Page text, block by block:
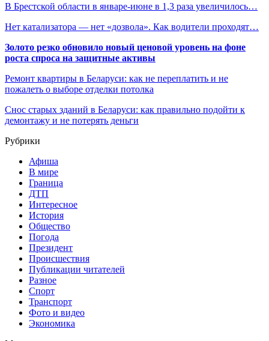
В Брестской области в январе-июне в 1,3 раза увеличилось…
Нет катализатора — нет «дозвола». Как водители проходят…
Золото резко обновило новый ценовой уровень на фоне
роста спроса на защитные активы
Ремонт квартиры в Беларуси: как не переплатить и не
пожалеть о выборе отделки потолка
Снос старых зданий в Беларуси: как правильно подойти к
демонтажу и не потерять деньги
Рубрики
Афиша
В мире
Граница
ДТП
Интересное
История
Общество
Погода
Президент
Происшествия
Публикации читателей
Разное
Спорт
Транспорт
Фото и видео
Экономика